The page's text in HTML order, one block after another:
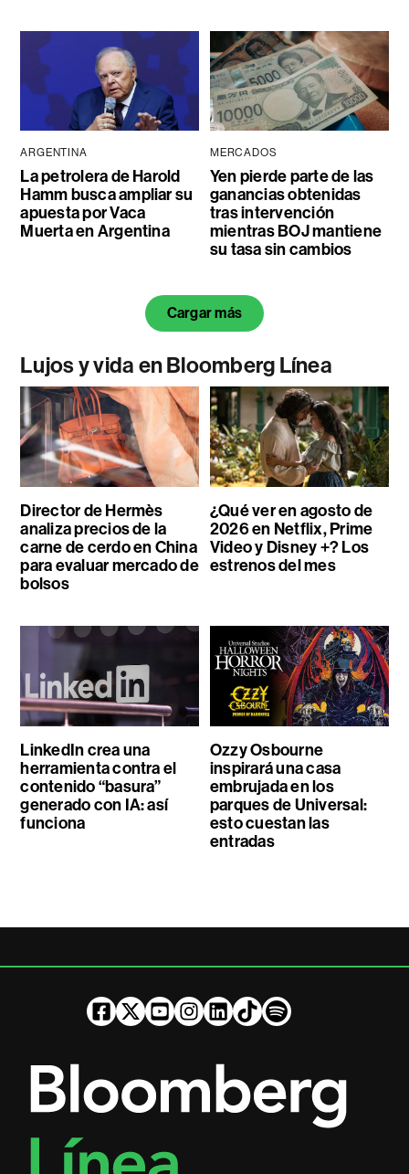
ARGENTINA
La petrolera de Harold
Hamm busca ampliar su
apuesta por Vaca
Muerta en Argentina
MERCADOS
Yen pierde parte de las
ganancias obtenidas
tras intervención
mientras BOJ mantiene
su tasa sin cambios
Cargar más
Lujos y vida en Bloomberg Línea
Director de Hermès
analiza precios de la
carne de cerdo en China
para evaluar mercado de
bolsos
¿Qué ver en agosto de
2026 en Netflix, Prime
Video y Disney +? Los
estrenos del mes
LinkedIn crea una
herramienta contra el
contenido “basura”
generado con IA: así
funciona
Ozzy Osbourne
inspirará una casa
embrujada en los
parques de Universal:
esto cuestan las
entradas